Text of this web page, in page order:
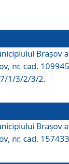
Braşov a
nr. cad.
1/3/2/3/2.
Braşov a
nr. cad.